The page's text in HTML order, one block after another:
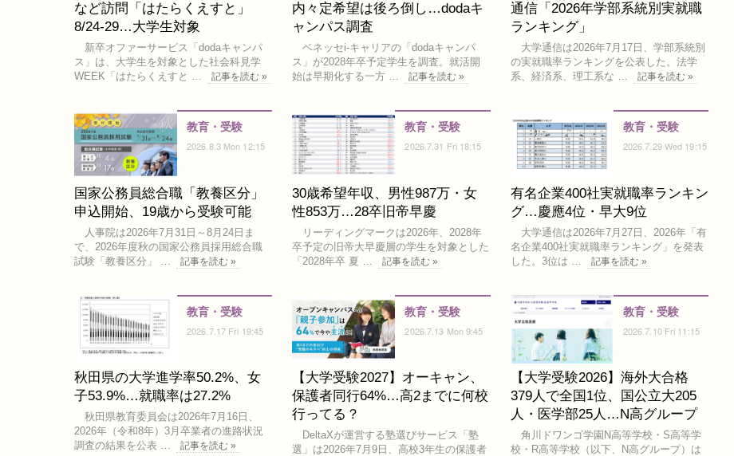
など訪問「はたらくえすと」
8/24-29…大学生対象
新卒オファーサービス「dodaキャンパ
ス」は、大学生を対象とした社会科見学
WEEK「はたらくえすと …
記事を読む »
内々定希望は後ろ倒し…dodaキ
ャンパス調査
ベネッセi-キャリアの「dodaキャンパ
ス」が2028年卒予定学生を調査。就活開
始は早期化する一方 …
記事を読む »
通信「2026年学部系統別実就職
ランキング」
大学通信は2026年7月17日、学部系統別
の実就職率ランキングを公表した。法学
系、経済系、理工系な …
記事を読む »
教育・受験
2026.8.3 Mon 12:15
国家公務員総合職「教養区分」
申込開始、19歳から受験可能
人事院は2026年7月31日～8月24日ま
で、2026年度秋の国家公務員採用総合職
試験「教養区分」 …
記事を読む »
教育・受験
2026.7.31 Fri 18:15
30歳希望年収、男性987万・女
性853万…28卒旧帝早慶
リーディングマークは2026年、2028年
卒予定の旧帝大早慶層の学生を対象とした
「2028年卒 夏 …
記事を読む »
教育・受験
2026.7.29 Wed 19:15
有名企業400社実就職率ランキン
グ…慶應4位・早大9位
大学通信は2026年7月27日、2026年「有
名企業400社実就職率ランキング」を発表
した。3位は …
記事を読む »
教育・受験
2026.7.17 Fri 19:45
秋田県の大学進学率50.2%、女
子53.9%…就職率は27.2%
秋田県教育委員会は2026年7月16日、
2026年（令和8年）3月卒業者の進路状況
調査の結果を公表 …
記事を読む »
教育・受験
2026.7.13 Mon 9:45
【大学受験2027】オーキャン、
保護者同行64%…高2までに何校
行ってる？
DeltaXが運営する塾選びサービス「塾
選」は2026年7月9日、高校3年生の保護者
教育・受験
2026.7.10 Fri 11:15
【大学受験2026】海外大合格
379人で全国1位、国公立大205
人・医学部25人…N高グループ
角川ドワンゴ学園N高等学校・S高等学
校・R高等学校（以下、N高グループ）は